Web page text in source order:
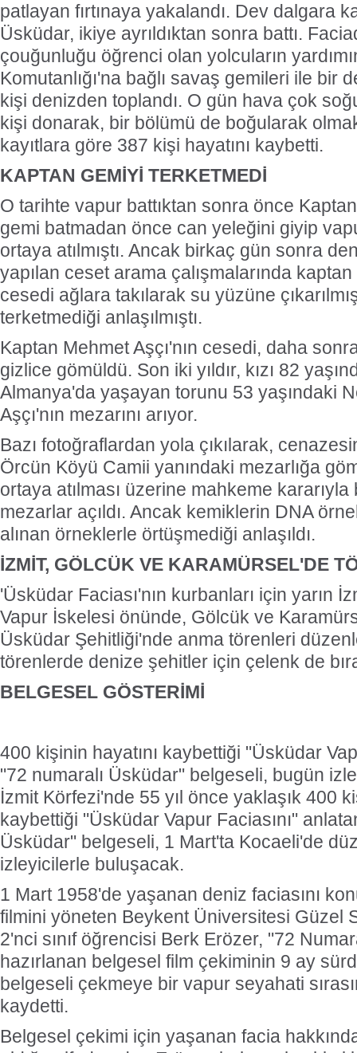
patlayan fırtınaya yakalandı. Dev dalgara
Üsküdar, ikiye ayrıldıktan sonra battı.
çouğunluğu öğrenci olan yolcuların
Komutanlığı'na bağlı savaş gemileri ile bir
kişi denizden toplandı. O gün hava çok
kişi donarak, bir bölümü de boğularak
kayıtlara göre 387 kişi hayatını kaybetti.
KAPTAN GEMİYİ TERKETMEDİ
O tarihte vapur battıktan sonra önce
gemi batmadan önce can yeleğini giyip
ortaya atılmıştı. Ancak birkaç gün sonra
yapılan ceset arama çalışmalarında kaptan
cesedi ağlara takılarak su yüzüne
terketmediği anlaşılmıştı.
Kaptan Mehmet Aşçı'nın cesedi, daha
gizlice gömüldü. Son iki yıldır, kızı 82
Almanya'da yaşayan torunu 53 yaşındaki
Aşçı'nın mezarını arıyor.
Bazı fotoğraflardan yola çıkılarak,
Örcün Köyü Camii yanındaki mezarlığa
ortaya atılması üzerine mahkeme kararıyla
mezarlar açıldı. Ancak kemiklerin DNA
alınan örneklerle örtüşmediği anlaşıldı.
İZMİT, GÖLCÜK VE KARAMÜRSEL'DE
'Üsküdar Faciası'nın kurbanları için yarın
Vapur İskelesi önünde, Gölcük ve
Üsküdar Şehitliği'nde anma törenleri
törenlerde denize şehitler için çelenk de
BELGESEL GÖSTERİMİ
400 kişinin hayatını kaybettiği "Üsküdar
"72 numaralı Üsküdar" belgeseli, bugün
İzmit Körfezi'nde 55 yıl önce yaklaşık 400
kaybettiği "Üsküdar Vapur Faciasını"
Üsküdar" belgeseli, 1 Mart'ta Kocaeli'de
izleyicilerle buluşacak.
1 Mart 1958'de yaşanan deniz faciasını
filmini yöneten Beykent Üniversitesi Güzel
2'nci sınıf öğrencisi Berk Erözer, "72
hazırlanan belgesel film çekiminin 9 ay
belgeseli çekmeye bir vapur seyahati
kaydetti.
Belgesel çekimi için yaşanan facia